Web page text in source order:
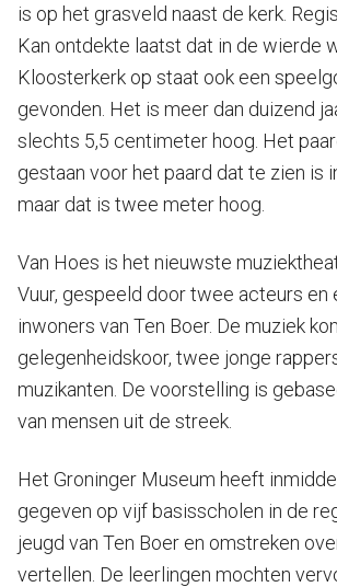
is op het grasveld naast de kerk.
Kan ontdekte laatst dat in de wierde
Kloosterkerk op staat ook een
gevonden. Het is meer dan duizend
slechts 5,5 centimeter hoog. Het
gestaan voor het paard dat te zien is in
maar dat is twee meter hoog.
Van Hoes is het nieuwste
Vuur, gespeeld door twee acteurs en
inwoners van Ten Boer. De muziek
gelegenheidskoor, twee jonge
muzikanten. De voorstelling is
van mensen uit de streek.
Het Groninger Museum heeft
gegeven op vijf basisscholen in de
jeugd van Ten Boer en omstreken
vertellen. De leerlingen mochten